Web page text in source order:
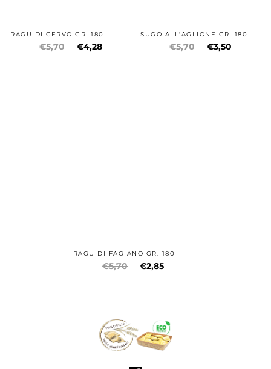
RAGÙ DI CERVO GR. 180
€5,70 €4,28
SUGO ALL'AGLIONE GR. 180
€5,70 €3,50
RAGÙ DI FAGIANO GR. 180
€5,70 €2,85